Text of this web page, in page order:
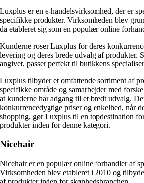
Luxplus er en e-handelsvirksomhed, der er
specifikke produkter. Virksomheden blev
da etableret sig som en populær online
Kunderne roser Luxplus for deres
levering og deres brede udvalg af produkter.
angivet, passer perfekt til butikkens
Luxplus tilbyder et omfattende sortiment af
specifikke område og samarbejder med
at kunderne har adgang til et bredt udvalg.
konkurrencedygtige priser og enkelhed, når
shopping, gør Luxplus til en topdestination
produkter inden for denne kategori.
Nicehair
Nicehair er en populær online forhandler af
Virksomheden blev etableret i 2010 og
af produkter inden for skønhedsbranchen.